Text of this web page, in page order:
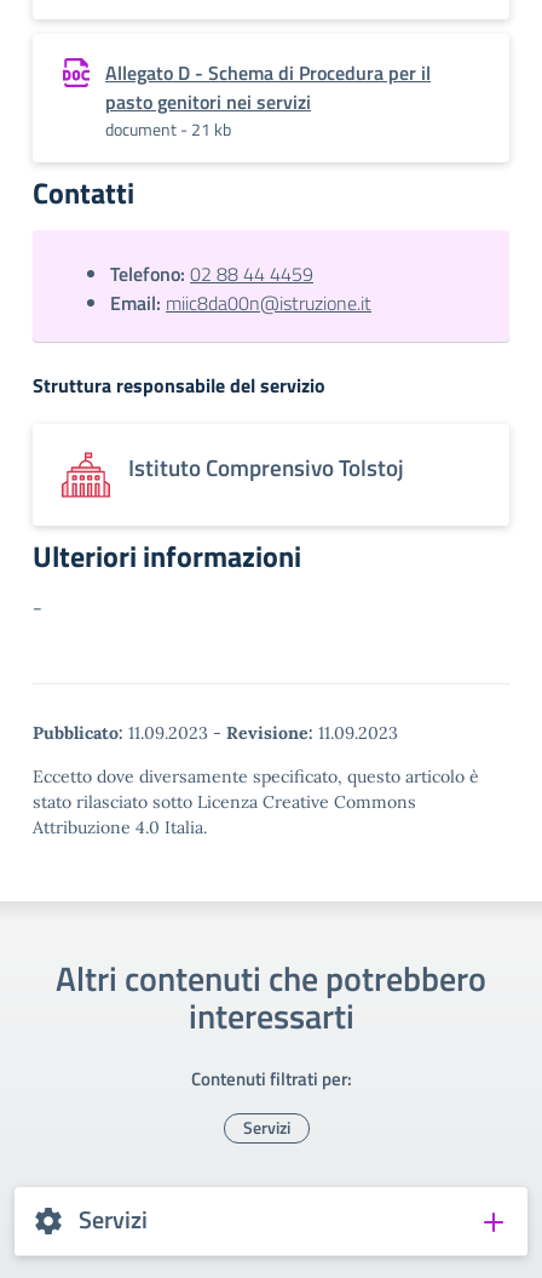
Allegato D - Schema di Procedura per il
pasto genitori nei servizi
document - 21 kb
Contatti
Telefono: 02 88 44 4459
Email: miic8da00n@istruzione.it
Struttura responsabile del servizio
Istituto Comprensivo Tolstoj
Ulteriori informazioni
-
Pubblicato: 11.09.2023 - Revisione: 11.09.2023
Eccetto dove diversamente specificato, questo articolo è
stato rilasciato sotto Licenza Creative Commons
Attribuzione 4.0 Italia.
Altri contenuti che potrebbero
interessarti
Contenuti filtrati per:
Servizi
Servizi